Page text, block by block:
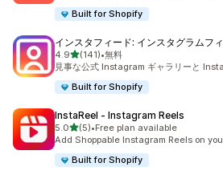
Built for Shopify
インスタフィード: インスタグラムフ
4.95つ星中
(141)
合計レビュー数：141件
•無料
見事な公式 Instagram ギャラリーと
Built for Shopify
InstaReel ‑ Instagram Reels
5.05つ星中
(5)
合計レビュー数：5件
•Free plan available
Add Shoppable Instagram Reels on
Built for Shopify